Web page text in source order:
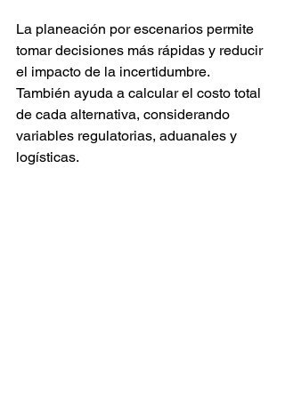
La planeación por escenarios permite
tomar decisiones más rápidas y reducir
el impacto de la incertidumbre.
También ayuda a calcular el costo total
de cada alternativa, considerando
variables regulatorias, aduanales y
logísticas.